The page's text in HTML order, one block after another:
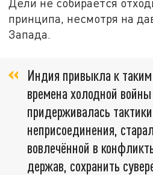
Дели не собирается
принципа, несмотря на
Запада.
Индия привыкла к
времена холодной
придерживалась тактики
неприсоединения,
вовлечённой в
держав, сохранить